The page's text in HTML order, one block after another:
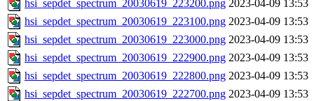
hsi_sepdet_spectrum_20030619_223200.png 2023-04-09 13:53
hsi_sepdet_spectrum_20030619_223100.png 2023-04-09 13:53
hsi_sepdet_spectrum_20030619_223000.png 2023-04-09 13:53
hsi_sepdet_spectrum_20030619_222900.png 2023-04-09 13:53
hsi_sepdet_spectrum_20030619_222800.png 2023-04-09 13:53
hsi_sepdet_spectrum_20030619_222700.png 2023-04-09 13:53